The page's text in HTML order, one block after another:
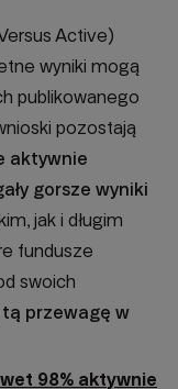
Active)
wyniki mogą
publikowanego
pozostają
aktywnie
gorsze wyniki
jak i długim
fundusze
swoich
tą przewagę w
98% aktywnie